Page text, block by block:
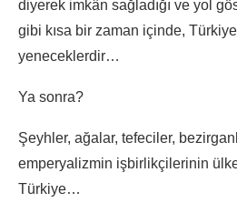
diyerek imkân sağladığı ve yol
gibi kısa bir zaman içinde,
yeneceklerdir…
Ya sonra?
Şeyhler, ağalar, tefeciler,
emperyalizmin işbirlikçilerinin
Türkiye…